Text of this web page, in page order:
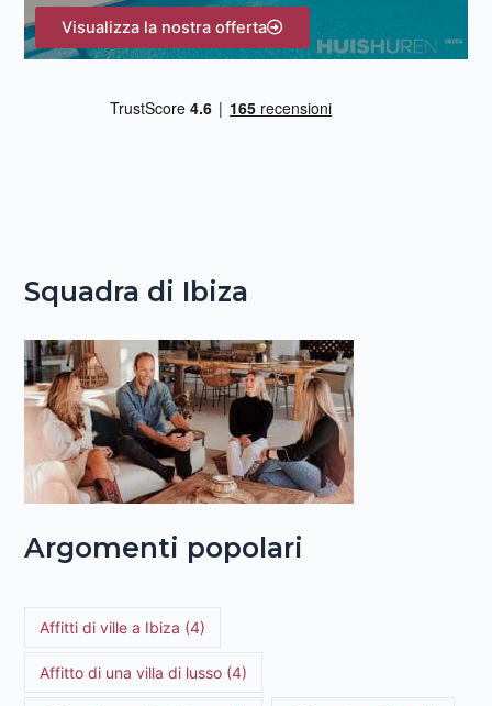
Visualizza la nostra offerta
Squadra di Ibiza
Argomenti popolari
Affitti di ville a Ibiza (4)
Affitto di una villa di lusso (4)